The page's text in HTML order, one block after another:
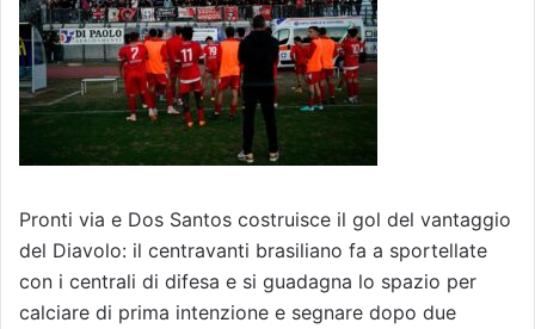
Pronti via e Dos Santos costruisce il gol del vantaggio
del Diavolo: il centravanti brasiliano fa a sportellate
con i centrali di difesa e si guadagna lo spazio per
calciare di prima intenzione e segnare dopo due